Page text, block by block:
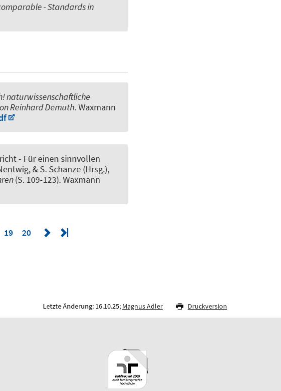
- Standards in
naturwissenschaftliche
Reinhard Demuth. Waxmann
- Für einen sinnvollen
& S. Schanze (Hrsg.),
(S. 109-123). Waxmann
19 20
Letzte Änderung: 16.10.25; Magnus Adler Druckversion